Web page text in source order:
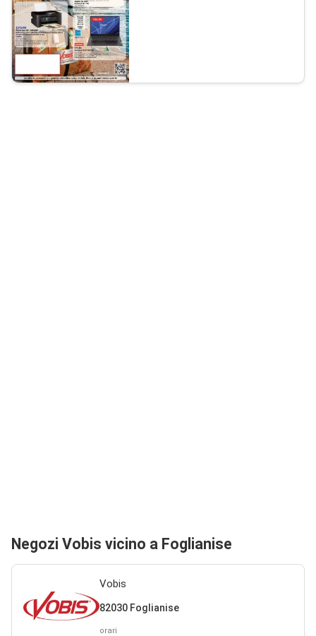
Negozi Vobis vicino a Foglianise
Vobis
82030 Foglianise
orari